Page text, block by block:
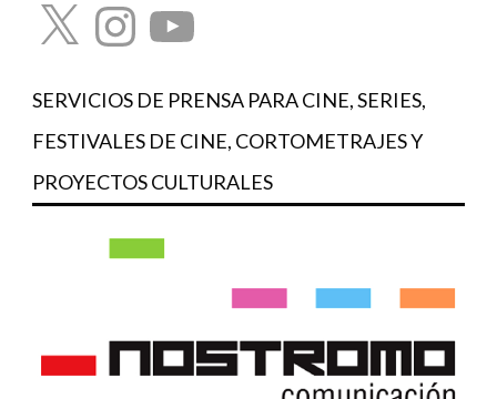
X InstagramYouTube
SERVICIOS DE PRENSA PARA CINE, SERIES,
FESTIVALES DE CINE, CORTOMETRAJES Y
PROYECTOS CULTURALES